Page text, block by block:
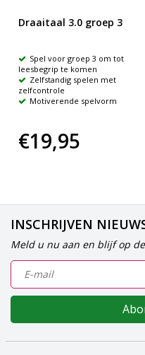
Draaitaal 3.0 groep 3
Spel voor groep 3 om tot
leesbegrip te komen
Zelfstandig spelen met
zelfcontrole
Motiverende spelvorm
€19,95
INSCHRIJVEN
Meld u nu aan en blijf op